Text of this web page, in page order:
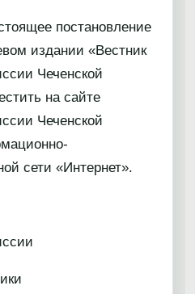
постановление
издании «Вестник
Чеченской
на сайте
Чеченской
сети «Интернет».